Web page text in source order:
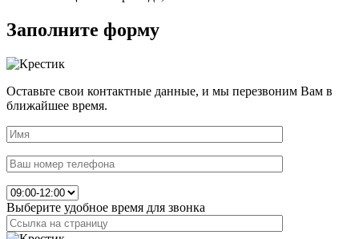
Заполните форму
Оставьте свои контактные данные, и мы перезвоним Вам в
ближайшее время.
Выберите удобное время для звонка